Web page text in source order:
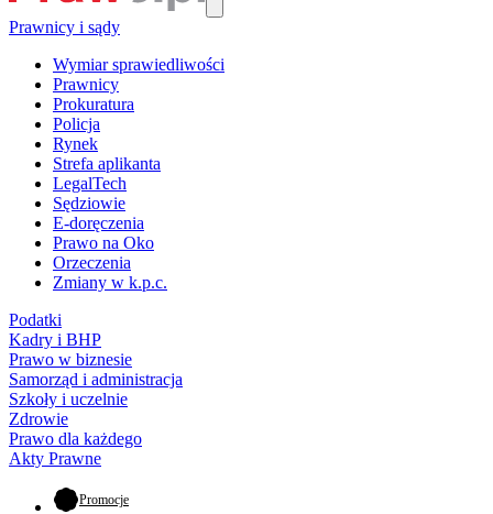
Prawnicy i sądy
Wymiar sprawiedliwości
Prawnicy
Prokuratura
Policja
Rynek
Strefa aplikanta
LegalTech
Sędziowie
E-doręczenia
Prawo na Oko
Orzeczenia
Zmiany w k.p.c.
Podatki
Kadry i BHP
Prawo w biznesie
Samorząd i administracja
Szkoły i uczelnie
Zdrowie
Prawo dla każdego
Akty Prawne
Promocje- otwiera się w nowej karcie